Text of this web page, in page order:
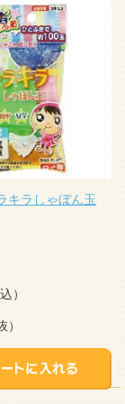
キラしゃぼん玉
）
）